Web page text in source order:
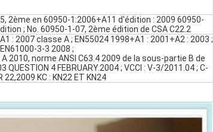
2ème en 60950-1:2006+A11 d'édition : 2009 60950-
; No. 60950-1-07, 2ème édition de CSA C22.2
: 2007 classe A ; EN55024 1998+A1 : 2001+A2 : 2003 ;
3-3 2008 ;
A 2010, norme ANSI C63.4 2009 de la sous-partie B de
QUESTION 4 FEBRUARY.2004 ; VCCI : V-3/2011.04 ; C-
22,2009 KC : KN22 ET KN24